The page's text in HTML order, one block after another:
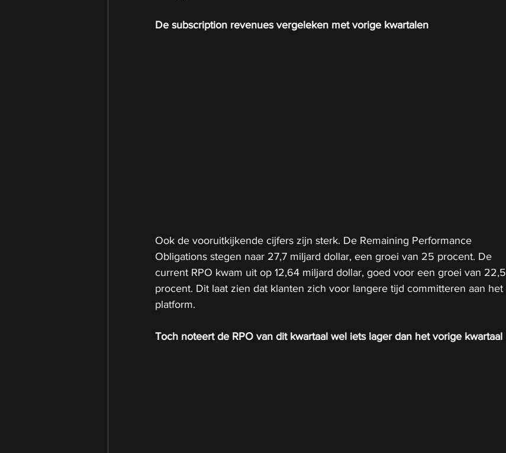
De subscription revenues vergeleken met vorige kwartalen
Ook de vooruitkijkende cijfers zijn sterk. De Remaining Performance
Obligations stegen naar 27,7 miljard dollar, een groei van 25 procent. De
current RPO kwam uit op 12,64 miljard dollar, goed voor een groei van 22,5
procent. Dit laat zien dat klanten zich voor langere tijd committeren aan het
platform.
Toch noteert de RPO van dit kwartaal wel iets lager dan het vorige kwartaal